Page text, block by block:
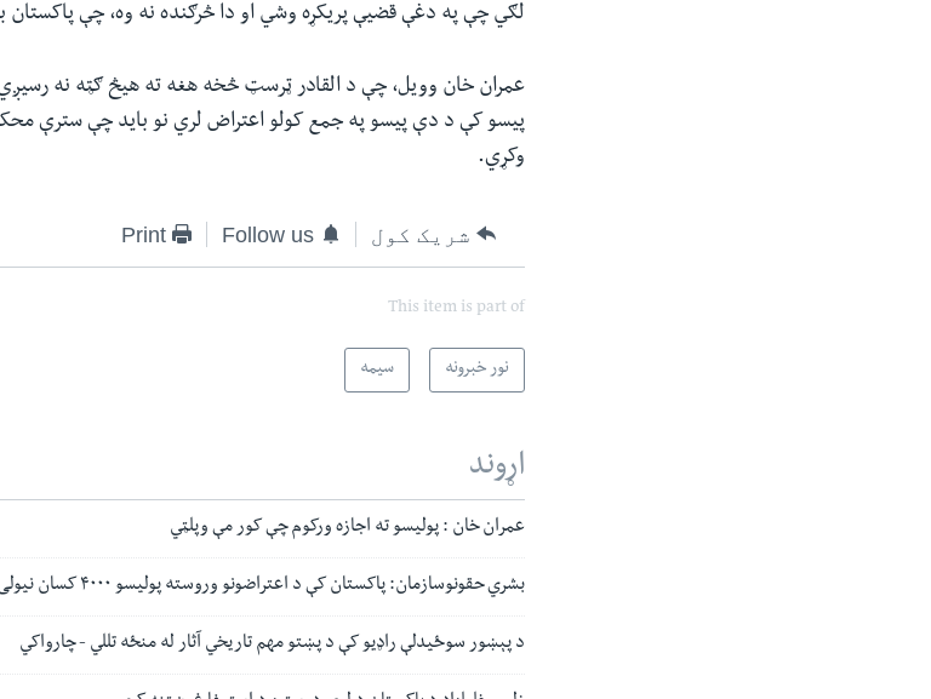
لګي چې په دغې قضیې پریکړه وشي او دا څرګنده نه وه، چې پاکستان
عمران خان وویل، چې د القادر ټرسټ څخه هغه ته هیڅ ګټه نه
پیسو کې د دې پیسو په جمع کولو اعتراض لري نو باید چې سترې
وکړي.
شریک کول Follow us
Print
This item is part of
نور خبرونه سیمه
اړوند
عمران خان : پولیسو ته اجازه ورکوم چې کور مې وپلټي
بشري حقونوسازمان: پاکستان کې د اعتراضونو وروسته پولیسو ۴۰۰۰ کسان نیولی
د پېښور سوځیدلې راډیو کې د پښتو مهم تاریخي آثار له منځه تللي - چارواکي